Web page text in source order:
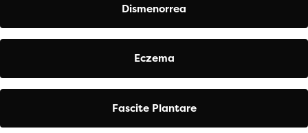
Dismenorrea
Eczema
Fascite Plantare